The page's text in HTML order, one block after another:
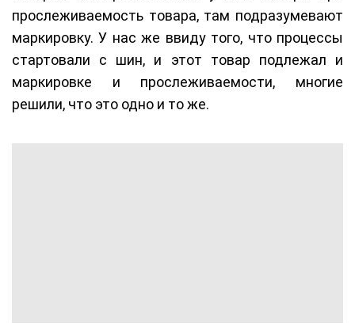
прослеживаемость товара, там подразумевают
маркировку. У нас же ввиду того, что процессы
стартовали с шин, и этот товар подлежал и
маркировке и прослеживаемости, многие
решили, что это одно и то же.